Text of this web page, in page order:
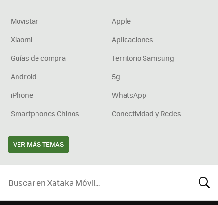
Movistar
Apple
Xiaomi
Aplicaciones
Guías de compra
Territorio Samsung
Android
5g
iPhone
WhatsApp
Smartphones Chinos
Conectividad y Redes
VER MÁS TEMAS